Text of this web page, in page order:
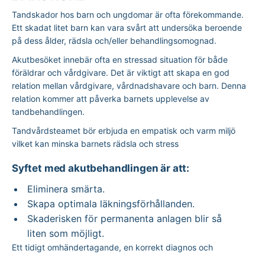
Tandskador hos barn och ungdomar är ofta förekommande.
Ett skadat litet barn kan vara svårt att undersöka beroende
på dess ålder, rädsla och/eller behandlingsomognad.
Akutbesöket innebär ofta en stressad situation för både
föräldrar och vårdgivare. Det är viktigt att skapa en god
relation mellan vårdgivare, vårdnadshavare och barn. Denna
relation kommer att påverka barnets upplevelse av
tandbehandlingen.
Tandvårdsteamet bör erbjuda en empatisk och varm miljö
vilket kan minska barnets rädsla och stress
Syftet med akutbehandlingen är att:
Eliminera smärta.
Skapa optimala läkningsförhållanden.
Skaderisken för permanenta anlagen blir så
liten som möjligt.
Ett tidigt omhändertagande, en korrekt diagnos och